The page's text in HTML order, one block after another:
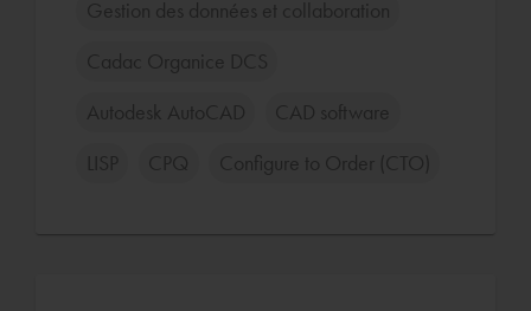
Gestion des données et collaboration
Cadac Organice DCS
Autodesk AutoCAD CAD software
LISP CPQ Configure to Order (CTO)